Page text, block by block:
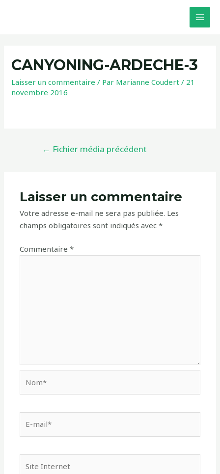
CANYONING-ARDECHE-3
Laisser un commentaire / Par Marianne Coudert/ 21
novembre 2016
← Fichier média précédent
Laisser un commentaire
Votre adresse e-mail ne sera pas publiée. Les
champs obligatoires sont indiqués avec*
Commentaire*